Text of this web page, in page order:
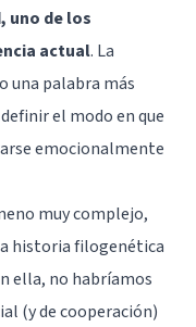
uno de los
actual. La
una palabra más
el modo en que
emocionalmente
muy complejo,
historia filogenética
ella, no habríamos
(y de cooperación)